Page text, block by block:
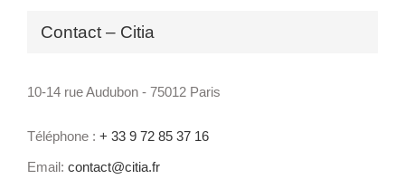
Contact – Citia
10-14 rue Audubon - 75012 Paris
Téléphone : + 33 9 72 85 37 16
Email: contact@citia.fr